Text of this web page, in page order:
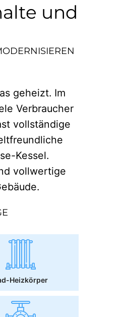
und
geheizt. Im
Verbraucher
vollständige
Kessel.
vollwertige
Heizkörper